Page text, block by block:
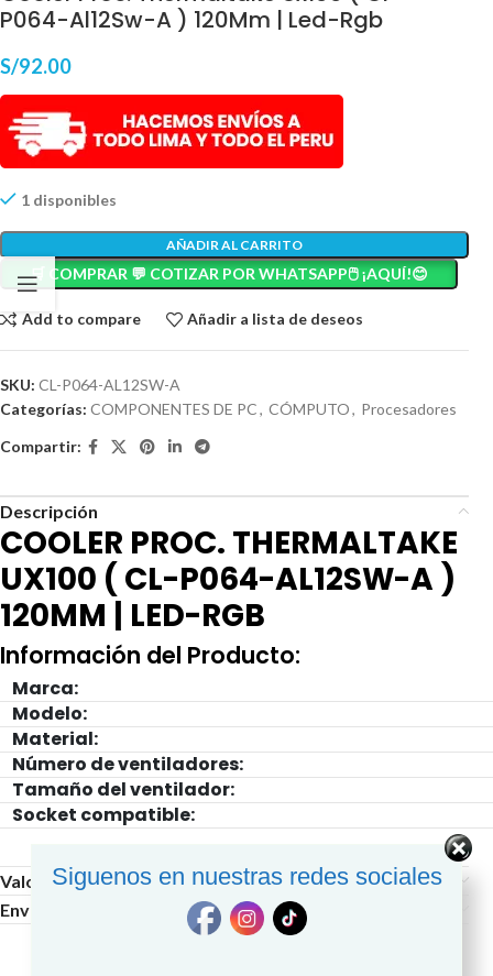
P064-Al12Sw-A ) 120Mm | Led-Rgb
S/92.00
1 disponibles
AÑADIR AL CARRITO
🛒 COMPRAR 💬 COTIZAR POR WHATSAPP🖱️ ¡AQUÍ!😊
Add to compare Añadir a lista de deseos
SKU: CL-P064-AL12SW-A
Categorías: COMPONENTES DE PC, CÓMPUTO, Procesadores
Compartir:
Descripción
COOLER PROC. THERMALTAKE
UX100 ( CL-P064-AL12SW-A )
120MM | LED-RGB
Información del Producto:
Marca:
Modelo:
Material:
Número de ventiladores:
Tamaño del ventilador:
Socket compatible:
Valoraciones (0)
Envío y Entrega
Siguenos en nuestras redes sociales